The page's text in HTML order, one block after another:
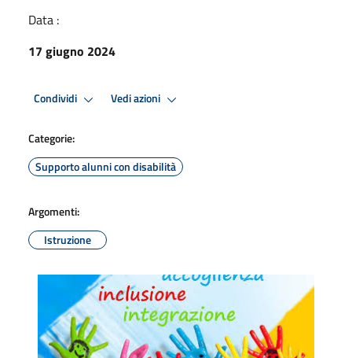
Data :
17 giugno 2024
Condividi Vedi azioni
Categorie:
Supporto alunni con disabilità
Argomenti:
Istruzione